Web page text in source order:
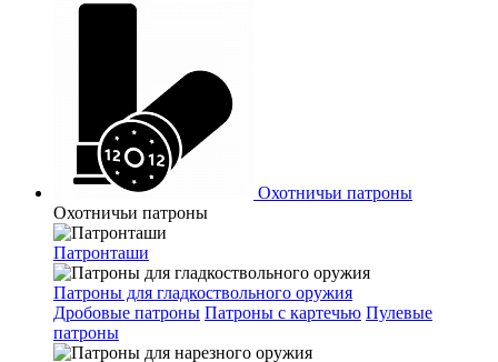
Охотничьи патроны
Охотничьи патроны
Патронташи
Патроны для гладкоствольного оружия
Дробовые патроны Патроны с картечью Пулевые
патроны